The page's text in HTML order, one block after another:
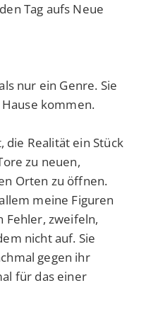
Tag aufs Neue
nur ein Genre. Sie
kommen.
die Realität ein Stück
zu neuen,
Orten zu öffnen.
meine Figuren
Fehler, zweifeln,
nicht auf. Sie
gegen ihr
für das einer